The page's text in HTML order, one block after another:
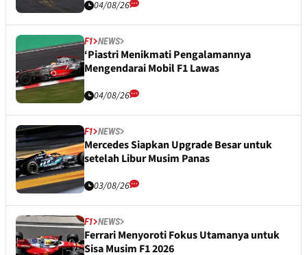
04/08/26
F1 NEWS
‘Piastri Menikmati Pengalamannya
Mengendarai Mobil F1 Lawas
04/08/26
F1 NEWS
Mercedes Siapkan Upgrade Besar untuk
setelah Libur Musim Panas
03/08/26
F1 NEWS
Ferrari Menyoroti Fokus Utamanya untuk
Sisa Musim F1 2026